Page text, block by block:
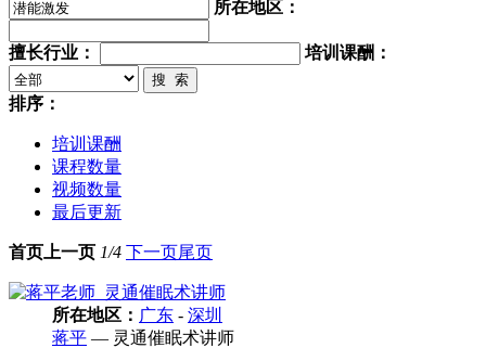
所在地区：
擅长行业： 培训课酬：
搜 索
排序：
培训课酬
课程数量
视频数量
最后更新
首页 上一页 1/4 下一页尾页
所在地区： 广东 - 深圳
蒋平 — 灵通催眠术讲师